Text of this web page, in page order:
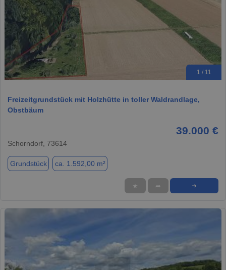
1 / 11
Freizeitgrundstück mit Holzhütte in toller Waldrandlage,
Obstbäum
39.000 €
Schorndorf, 73614
Grundstück ca. 1.592,00 m²
★ ➦ ➜